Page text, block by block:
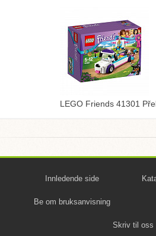
LEGO Friends 41301
Innledende side
Be om bruksanvisning
Skriv til oss